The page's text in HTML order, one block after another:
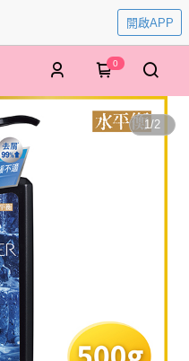
開啟APP
0
1/2